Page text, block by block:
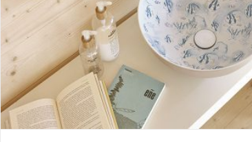
فضای سرویس بهداشتی را به روشویی فانتزی بسپارید!
بلاگ